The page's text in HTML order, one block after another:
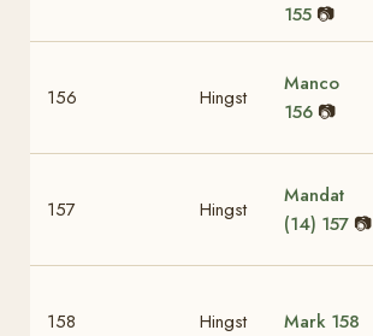
155 📷
156 Hingst
Manco
156 📷
157 Hingst
Mandat
(14) 157 📷
158 Hingst Mark 158